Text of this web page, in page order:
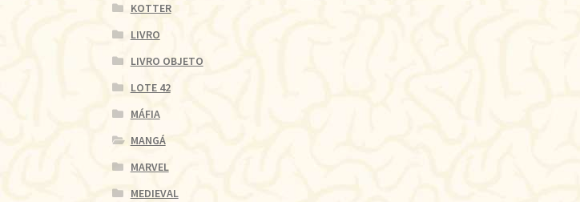
KOTTER
LIVRO
LIVRO OBJETO
LOTE 42
MÁFIA
MANGÁ
MARVEL
MEDIEVAL